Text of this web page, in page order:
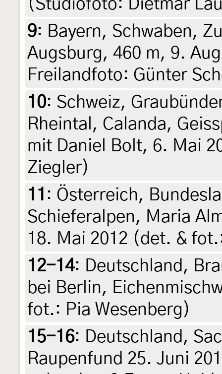
(Studiofoto: Dietmar
9: Bayern, Schwaben,
Augsburg, 460 m, 9.
Freilandfoto: Günter
10: Schweiz,
Rheintal, Calanda,
mit Daniel Bolt, 6. Mai
Ziegler)
11 : Österreich,
Schieferalpen, Maria
18. Mai 2012 (det. &
12-14: Deutschland,
bei Berlin,
fot.: Pia Wesenberg)
15-16: Deutschland,
Raupenfund 25. Juni